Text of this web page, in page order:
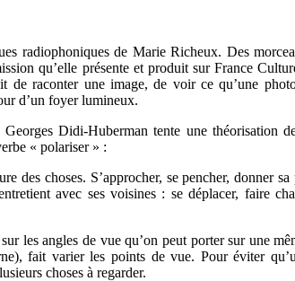
radiophoniques de Marie Richeux. Des
qu’elle présente et produit sur France
de raconter une image, de voir ce qu’une
d’un foyer lumineux.
Didi-Huberman tente une théorisation
« polariser » :
des choses. S’approcher, se pencher, donner
avec ses voisines : se déplacer, faire
les angles de vue qu’on peut porter sur une
fait varier les points de vue. Pour éviter
choses à regarder.